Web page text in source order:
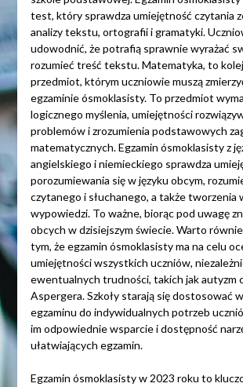
test, który sprawdza umiejętność czytania
analizy tekstu, ortografii i gramatyki.
udowodnić, że potrafią sprawnie wyrażać
rozumieć treść tekstu. Matematyka, to
przedmiot, którym uczniowie muszą
egzaminie ósmoklasisty. To przedmiot
logicznego myślenia, umiejętności
problemów i zrozumienia podstawowych
matematycznych. Egzamin ósmoklasisty z
angielskiego i niemieckiego sprawdza
porozumiewania się w języku obcym,
czytanego i słuchanego, a także tworzenia
wypowiedzi. To ważne, biorąc pod uwagę
obcych w dzisiejszym świecie. Warto
tym, że egzamin ósmoklasisty ma na celu
umiejętności wszystkich uczniów,
ewentualnych trudności, takich jak autyzm
Aspergera. Szkoły starają się dostosować
egzaminu do indywidualnych potrzeb
im odpowiednie wsparcie i dostępność
ułatwiających egzamin.
Egzamin ósmoklasisty w 2023 roku to